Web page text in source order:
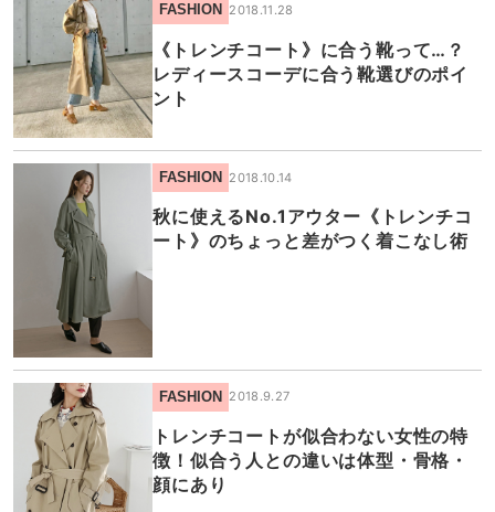
FASHION 2018.11.28
《トレンチコート》に合う靴って…？
レディースコーデに合う靴選びのポイ
ント
FASHION 2018.10.14
秋に使えるNo.1アウター《トレンチコ
ート》のちょっと差がつく着こなし術
FASHION 2018.9.27
トレンチコートが似合わない女性の特
徴！似合う人との違いは体型・骨格・
顔にあり